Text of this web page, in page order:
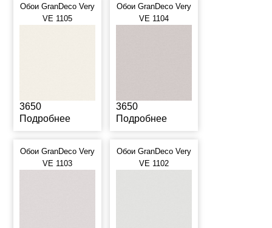
Обои GranDeco Very
VE 1105
3650
Подробнее
Обои GranDeco Very
VE 1104
3650
Подробнее
Обои GranDeco Very
VE 1103
Обои GranDeco Very
VE 1102